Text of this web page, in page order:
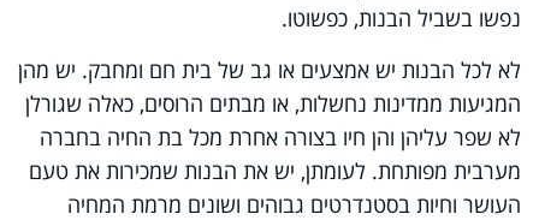
נפשו בשביל הבנות, כפשוטו.
לא לכל הבנות יש אמצעים או גב של בית חם ומחבק. יש מהן
המגיעות ממדינות נחשלות, או מבתים הרוסים, כאלה שגורלן
לא שפר עליהן והן חיו בצורה אחרת מכל בת החיה בחברה
מערבית מפותחת. לעומתן, יש את הבנות שמכירות את טעם
העושר וחיות בסטנדרטים גבוהים ושונים מרמת המחיה